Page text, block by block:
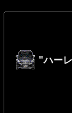
"ハー